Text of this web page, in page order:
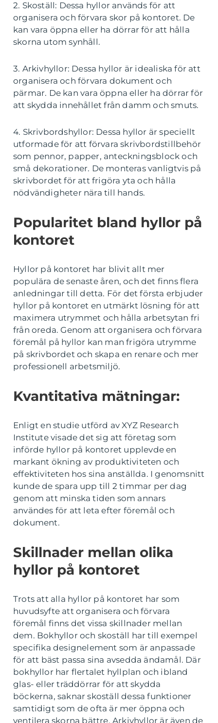
2. Skoställ: Dessa hyllor används för att
organisera och förvara skor på kontoret. De
kan vara öppna eller ha dörrar för att hålla
skorna utom synhåll.
3. Arkivhyllor: Dessa hyllor är idealiska för att
organisera och förvara dokument och
pärmar. De kan vara öppna eller ha dörrar för
att skydda innehållet från damm och smuts.
4. Skrivbordshyllor: Dessa hyllor är speciellt
utformade för att förvara skrivbordstillbehör
som pennor, papper, anteckningsblock och
små dekorationer. De monteras vanligtvis på
skrivbordet för att frigöra yta och hålla
nödvändigheter nära till hands.
Popularitet bland hyllor på
kontoret
Hyllor på kontoret har blivit allt mer
populära de senaste åren, och det finns flera
anledningar till detta. För det första erbjuder
hyllor på kontoret en utmärkt lösning för att
maximera utrymmet och hålla arbetsytan fri
från oreda. Genom att organisera och förvara
föremål på hyllor kan man frigöra utrymme
på skrivbordet och skapa en renare och mer
professionell arbetsmiljö.
Kvantitativa mätningar:
Enligt en studie utförd av XYZ Research
Institute visade det sig att företag som
införde hyllor på kontoret upplevde en
markant ökning av produktiviteten och
effektiviteten hos sina anställda. I genomsnitt
kunde de spara upp till 2 timmar per dag
genom att minska tiden som annars
användes för att leta efter föremål och
dokument.
Skillnader mellan olika
hyllor på kontoret
Trots att alla hyllor på kontoret har som
huvudsyfte att organisera och förvara
föremål finns det vissa skillnader mellan
dem. Bokhyllor och skoställ har till exempel
specifika designelement som är anpassade
för att bäst passa sina avsedda ändamål. Där
bokhyllor har flertalet hyllplan och ibland
glas- eller träddörrar för att skydda
böckerna, saknar skoställ dessa funktioner
samtidigt som de ofta är mer öppna och
ventilera skorna bättre. Arkivhyllor är även de